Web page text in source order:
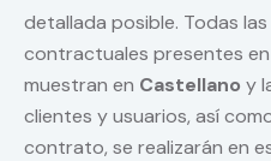
detallada posible. Todas
contractuales presentes en
muestran en Castellano y
clientes y usuarios, así
contrato, se realizarán en